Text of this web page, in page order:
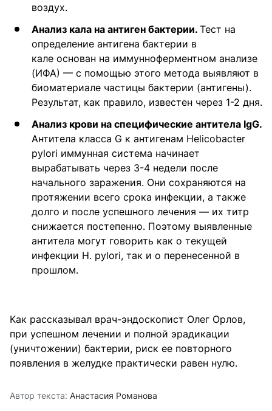
воздух.
Анализ кала на антиген бактерии. Тест на
определение антигена бактерии в
кале основан на иммунноферментном анализе
(ИФА) — с помощью этого метода выявляют в
биоматериале частицы бактерии (антигены).
Результат, как правило, известен через 1-2 дня.
Анализ крови на специфические антитела IgG.
Антитела класса G к антигенам Helicobacter
pylori иммунная система начинает
вырабатывать через 3-4 недели после
начального заражения. Они сохраняются на
протяжении всего срока инфекции, а также
долго и после успешного лечения — их титр
снижается постепенно. Поэтому выявленные
антитела могут говорить как о текущей
инфекции H. pylori, так и о перенесенной в
прошлом.
Как рассказывал врач-эндоскопист Олег Орлов,
при успешном лечении и полной эрадикации
(уничтожении) бактерии, риск ее повторного
появления в желудке практически равен нулю.
Автор текста: Анастасия Романова